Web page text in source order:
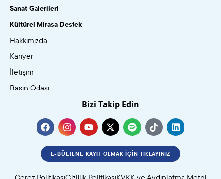
Sanat Galerileri
Kültürel Mirasa Destek
Hakkımızda
Kariyer
İletişim
Basın Odası
Bizi Takip Edin
E-BÜLTENE KAYIT OLMAK İÇIN TIKLAYINIZ
Çerez PolitikasıGizlilik PolitikasıKVKK ve Aydınlatma Metni